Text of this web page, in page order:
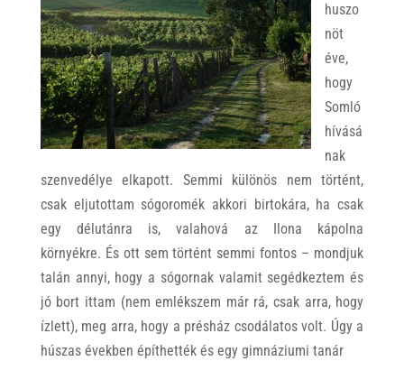
huszo
nöt
éve,
hogy
Somló
hívásá
nak
szenvedélye elkapott. Semmi különös nem történt,
csak eljutottam sógoromék akkori birtokára, ha csak
egy délutánra is, valahová az Ilona kápolna
környékre. És ott sem történt semmi fontos – mondjuk
talán annyi, hogy a sógornak valamit segédkeztem és
jó bort ittam (nem emlékszem már rá, csak arra, hogy
ízlett), meg arra, hogy a présház csodálatos volt. Úgy a
húszas években építhették és egy gimnáziumi tanár